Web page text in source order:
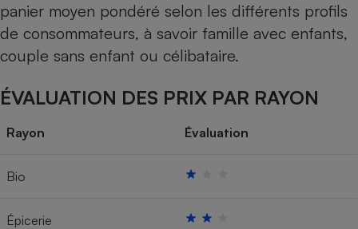
panier moyen pondéré selon les différents profils
de consommateurs, à savoir famille avec enfants,
couple sans enfant ou célibataire.
ÉVALUATION DES PRIX PAR RAYON
Rayon Évaluation
Bio
Épicerie